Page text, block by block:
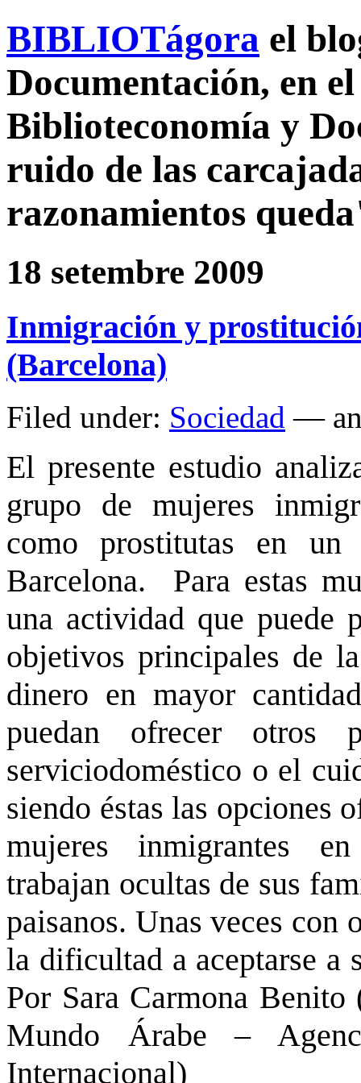
BIBLIOTágora el
Documentación, en
Biblioteconomía y
ruido de las
razonamientos
18 setembre 2009
Inmigración y
(Barcelona)
Filed under: Sociedad —
El presente estudio
grupo de mujeres
como prostitutas en
Barcelona. Para estas
una actividad que puede
objetivos principales de
dinero en mayor
puedan ofrecer otros
serviciodoméstico o el
siendo éstas las opciones
mujeres inmigrantes
trabajan ocultas de sus
paisanos. Unas veces
la dificultad a aceptarse a
Por Sara Carmona
Mundo Árabe –
Internacional)